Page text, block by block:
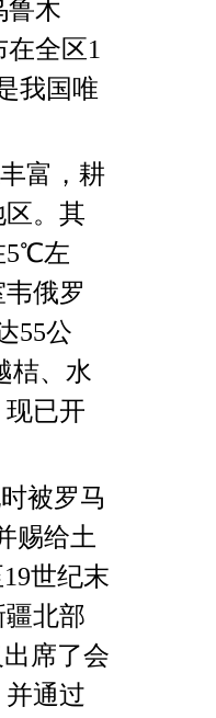
鲁木
在全区1
我国唯
富，耕
。其
5℃左
俄罗
55公
桔、水
已开
被罗马
赐给土
19世纪末
北部
席了会
通过